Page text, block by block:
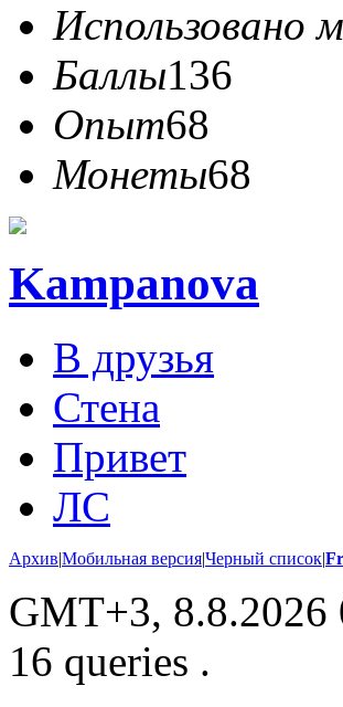
Использовано
Баллы136
Опыт68
Монеты68
Kampanova
В друзья
Стена
Привет
ЛС
Архив|Мобильная версия|Черный список|
GMT+3, 8.8.2026
16 queries .